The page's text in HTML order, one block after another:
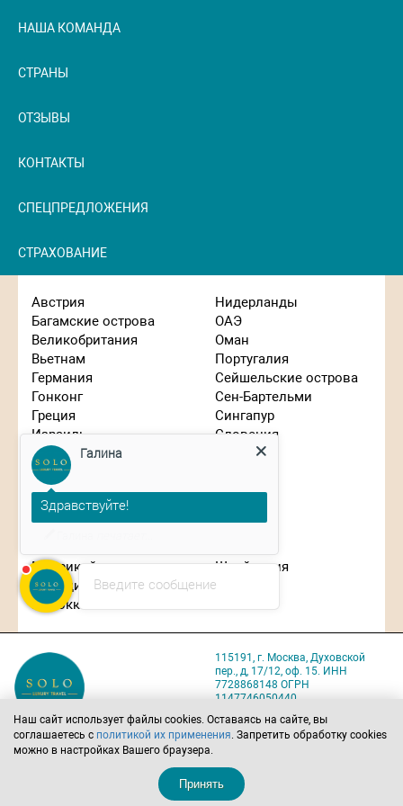
НАША КОМАНДА
СТРАНЫ
ОТЗЫВЫ
КОНТАКТЫ
СПЕЦПРЕДЛОЖЕНИЯ
СТРАХОВАНИЕ
Австрия
Багамские острова
Великобритания
Вьетнам
Германия
Гонконг
Греция
Израиль
Индонезия
Иордания
Испания
Италия
Маврикий
Мальдивы
Марокко
Нидерланды
ОАЭ
Оман
Португалия
Сейшельские острова
Сен-Бартельми
Сингапур
Словения
Танзания
Швейцария
ЮАР
115191, г. Москва, Духовской
пер., д, 17/12, оф. 15. ИНН
7728868148 ОГРН
1147746050440
Карта проезда
Политика обработки
Напишите нам
solo@solo-tours.ru
Наш сайт использует файлы cookies. Оставаясь на сайте, вы
соглашаетесь с политикой их применения. Запретить обработку cookies
можно в настройках Вашего браузера.
Принять
Введите сообщение
Галина
Здравствуйте!
Планируете путешествие?